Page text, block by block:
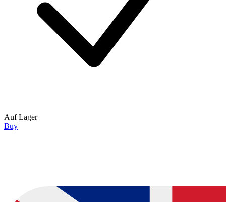
Auf Lager
Buy